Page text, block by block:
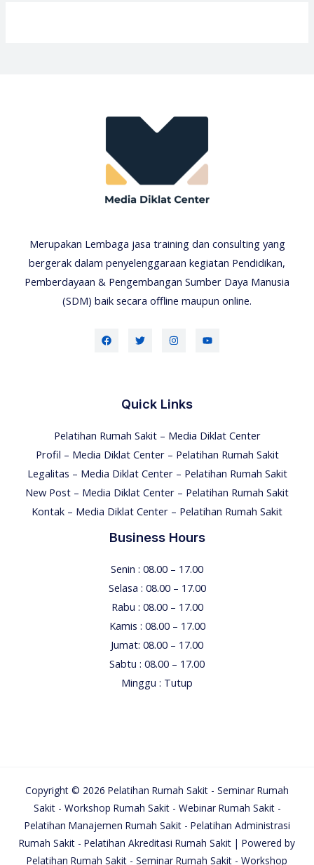
Merupakan Lembaga jasa training dan consulting yang
bergerak dalam penyelenggaraan kegiatan Pendidikan,
Pemberdayaan & Pengembangan Sumber Daya Manusia
(SDM) baik secara offline maupun online.
Quick Links
Pelatihan Rumah Sakit – Media Diklat Center
Profil – Media Diklat Center – Pelatihan Rumah Sakit
Legalitas – Media Diklat Center – Pelatihan Rumah Sakit
New Post – Media Diklat Center – Pelatihan Rumah Sakit
Kontak – Media Diklat Center – Pelatihan Rumah Sakit
Business Hours
Senin : 08.00 – 17.00
Selasa : 08.00 – 17.00
Rabu : 08.00 – 17.00
Kamis : 08.00 – 17.00
Jumat: 08.00 – 17.00
Sabtu : 08.00 – 17.00
Minggu : Tutup
Copyright © 2026 Pelatihan Rumah Sakit - Seminar Rumah
Sakit - Workshop Rumah Sakit - Webinar Rumah Sakit -
Pelatihan Manajemen Rumah Sakit - Pelatihan Administrasi
Rumah Sakit - Pelatihan Akreditasi Rumah Sakit | Powered by
Pelatihan Rumah Sakit - Seminar Rumah Sakit - Workshop